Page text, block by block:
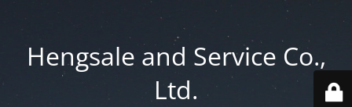
Hengsale and Service Co.,
Ltd.